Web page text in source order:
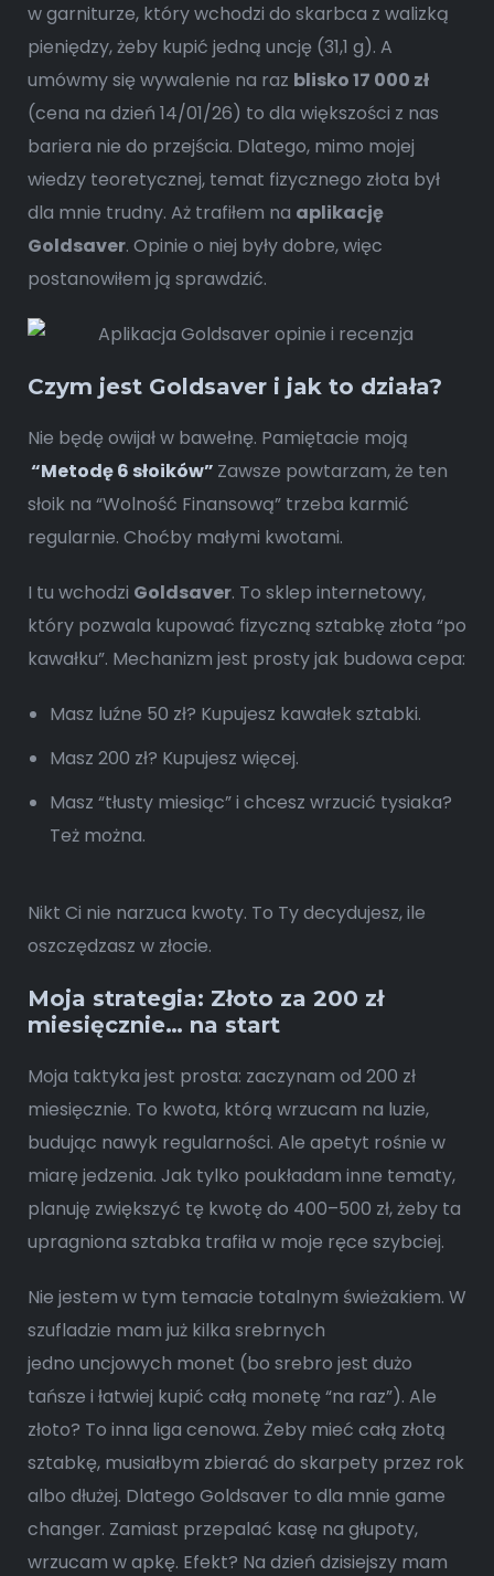
w garniturze, który wchodzi do skarbca z walizką
pieniędzy, żeby kupić jedną uncję (31,1 g). A
umówmy się wywalenie na raz blisko 17 000 zł
(cena na dzień 14/01/26) to dla większości z nas
bariera nie do przejścia. Dlatego, mimo mojej
wiedzy teoretycznej, temat fizycznego złota był
dla mnie trudny. Aż trafiłem na aplikację
Goldsaver. Opinie o niej były dobre, więc
postanowiłem ją sprawdzić.
Czym jest Goldsaver i jak to działa?
Nie będę owijał w bawełnę. Pamiętacie moją
“Metodę 6 słoików” Zawsze powtarzam, że ten
słoik na “Wolność Finansową” trzeba karmić
regularnie. Choćby małymi kwotami.
I tu wchodzi Goldsaver. To sklep internetowy,
który pozwala kupować fizyczną sztabkę złota “po
kawałku”. Mechanizm jest prosty jak budowa cepa:
Masz luźne 50 zł? Kupujesz kawałek sztabki.
Masz 200 zł? Kupujesz więcej.
Masz “tłusty miesiąc” i chcesz wrzucić tysiaka?
Też można.
Nikt Ci nie narzuca kwoty. To Ty decydujesz, ile
oszczędzasz w złocie.
Moja strategia: Złoto za 200 zł
miesięcznie… na start
Moja taktyka jest prosta: zaczynam od 200 zł
miesięcznie. To kwota, którą wrzucam na luzie,
budując nawyk regularności. Ale apetyt rośnie w
miarę jedzenia. Jak tylko poukładam inne tematy,
planuję zwiększyć tę kwotę do 400–500 zł, żeby ta
upragniona sztabka trafiła w moje ręce szybciej.
Nie jestem w tym temacie totalnym świeżakiem. W
szufladzie mam już kilka srebrnych
jedno uncjowych monet (bo srebro jest dużo
tańsze i łatwiej kupić całą monetę “na raz”). Ale
złoto? To inna liga cenowa. Żeby mieć całą złotą
sztabkę, musiałbym zbierać do skarpety przez rok
albo dłużej. Dlatego Goldsaver to dla mnie game
changer. Zamiast przepalać kasę na głupoty,
wrzucam w apkę. Efekt? Na dzień dzisiejszy mam